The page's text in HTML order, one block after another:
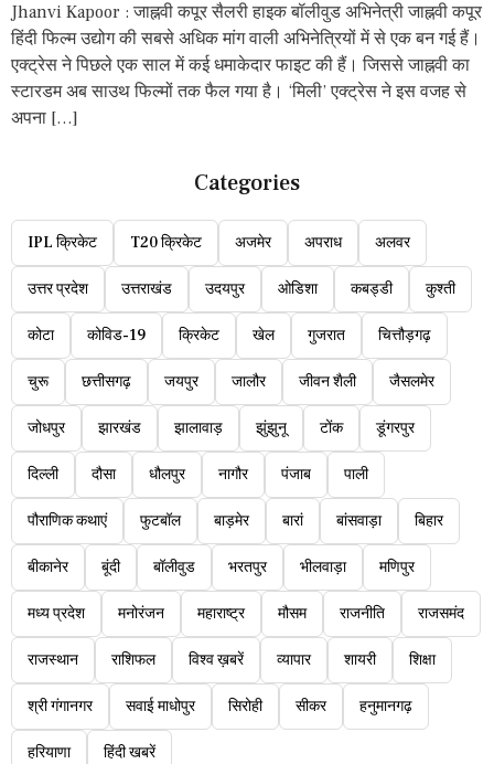
Jhanvi Kapoor : जाह्नवी कपूर सैलरी हाइक बॉलीवुड अभिनेत्री जाह्नवी कपूर
हिंदी फिल्म उद्योग की सबसे अधिक मांग वाली अभिनेत्रियों में से एक बन गई हैं।
एक्ट्रेस ने पिछले एक साल में कई धमाकेदार फाइट की हैं। जिससे जाह्नवी का
स्टारडम अब साउथ फिल्मों तक फैल गया है। ‘मिली’ एक्ट्रेस ने इस वजह से
अपना […]
Categories
IPL क्रिकेट T20 क्रिकेट अजमेर अपराध अलवर
उत्तर प्रदेश उत्तराखंड उदयपुर ओडिशा कबड्डी कुश्ती
कोटा कोविड-19 क्रिकेट खेल गुजरात चित्तौड़गढ़
चुरू छत्तीसगढ़ जयपुर जालौर जीवन शैली जैसलमेर
जोधपुर झारखंड झालावाड़ झुंझुनू टोंक डूंगरपुर
दिल्ली दौसा धौलपुर नागौर पंजाब पाली
पौराणिक कथाएं फुटबॉल बाड़मेर बारां बांसवाड़ा बिहार
बीकानेर बूंदी बॉलीवुड भरतपुर भीलवाड़ा मणिपुर
मध्य प्रदेश मनोरंजन महाराष्ट्र मौसम राजनीति राजसमंद
राजस्थान राशिफल विश्व ख़बरें व्यापार शायरी शिक्षा
श्री गंगानगर सवाई माधोपुर सिरोही सीकर हनुमानगढ़
हरियाणा हिंदी खबरें